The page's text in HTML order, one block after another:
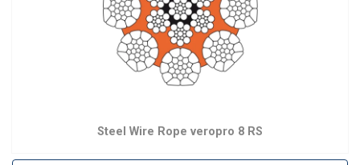
Steel Wire Rope veropro 8 RS